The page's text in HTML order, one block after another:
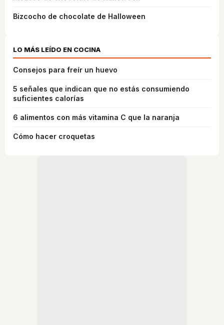
Bizcocho de chocolate de Halloween
LO MÁS LEÍDO EN COCINA
Consejos para freír un huevo
5 señales que indican que no estás consumiendo
suficientes calorías
6 alimentos con más vitamina C que la naranja
Cómo hacer croquetas